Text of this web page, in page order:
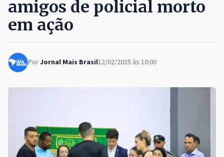
amigos de policial morto
em ação
PorJornal Mais Brasil12/02/2025 às 10:00